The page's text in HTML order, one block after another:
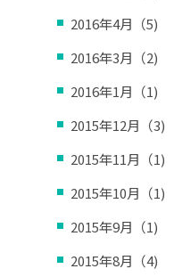
2016年4月（5)
2016年3月（2)
2016年1月（1)
2015年12月（3)
2015年11月（1)
2015年10月（1)
2015年9月（1)
2015年8月（4)